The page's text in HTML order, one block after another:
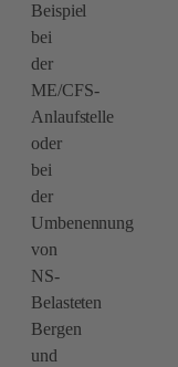
Beispiel
bei
der
ME/CFS-
Anlaufstelle
oder
bei
der
Umbenennung
von
NS-
Belasteten
Bergen
und